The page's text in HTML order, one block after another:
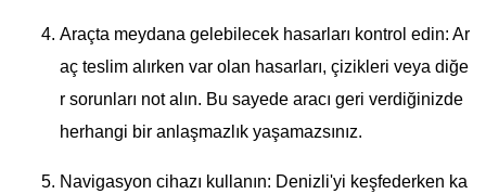
Araçta meydana gelebilecek hasarları kontrol edin: Ar
aç teslim alırken var olan hasarları, çizikleri veya diğe
r sorunları not alın. Bu sayede aracı geri verdiğinizde
herhangi bir anlaşmazlık yaşamazsınız.
Navigasyon cihazı kullanın: Denizli'yi keşfederken ka